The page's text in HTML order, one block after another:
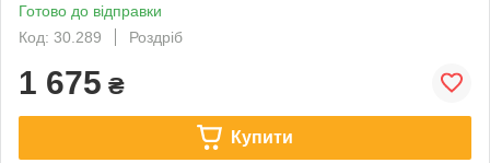
Готово до відправки
Код: 30.289
Роздріб
1 675 ₴
Купити